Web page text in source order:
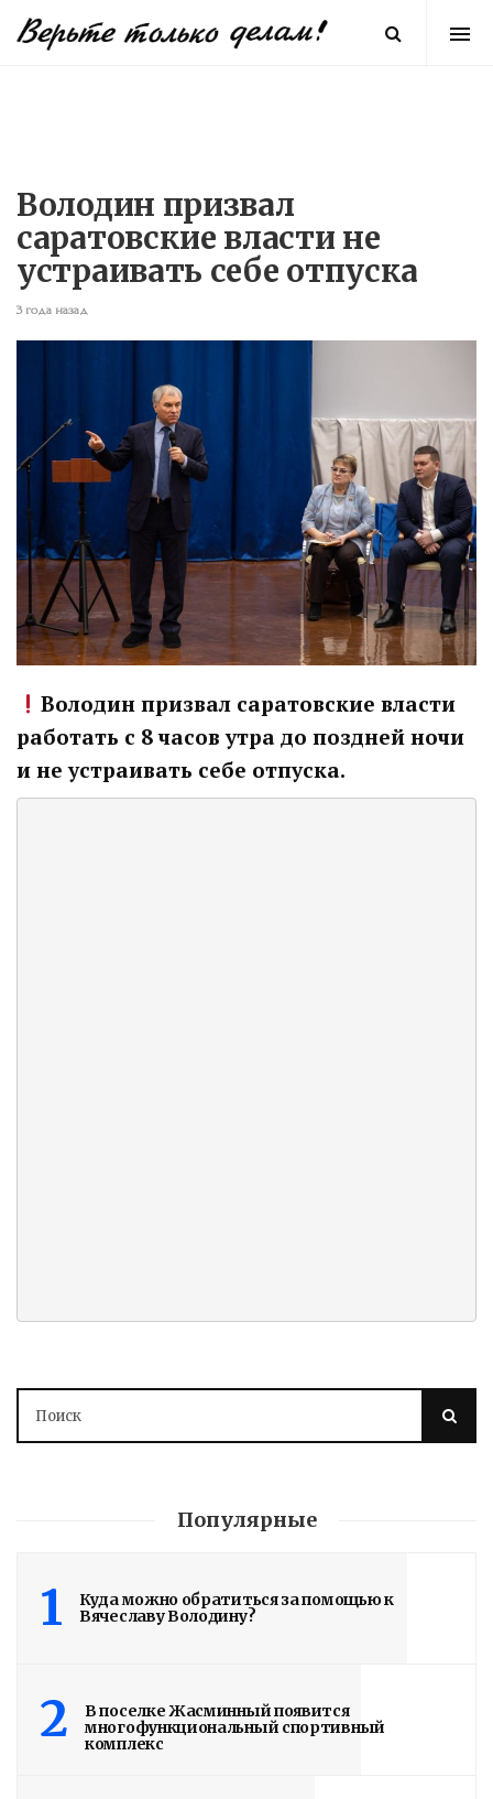
Володин призвал
саратовские власти не
устраивать себе отпуска
3 года назад
Володин призвал саратовские власти
работать с 8 часов утра до поздней ночи
и не устраивать себе отпуска.
Популярные
1
Куда можно обратиться за помощью к
Вячеславу Володину?
2
В поселке Жасминный появится
многофункциональный спортивный
комплекс